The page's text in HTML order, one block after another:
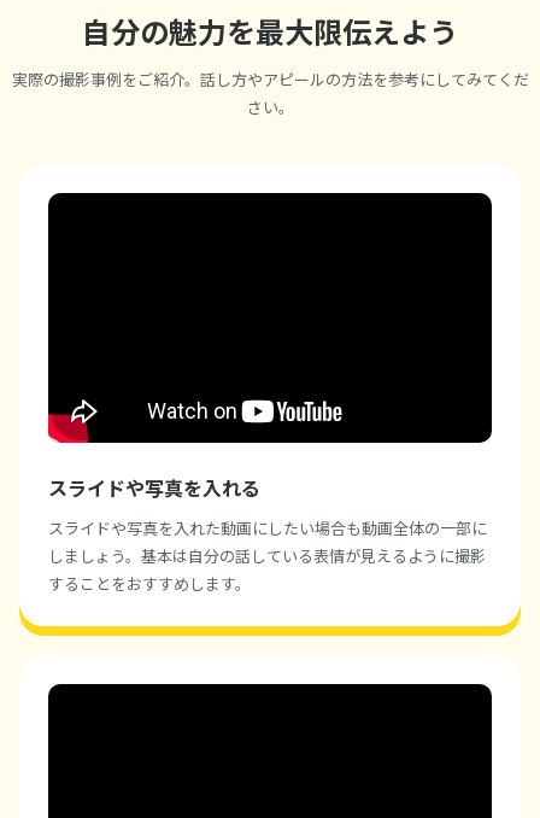
自分の魅力を最大限伝えよう
実際の撮影事例をご紹介。話し方やアピールの方法を参考にしてみてくだ
さい。
スライドや写真を入れる
スライドや写真を入れた動画にしたい場合も動画全体の一部に
しましょう。基本は自分の話している表情が見えるように撮影
することをおすすめします。